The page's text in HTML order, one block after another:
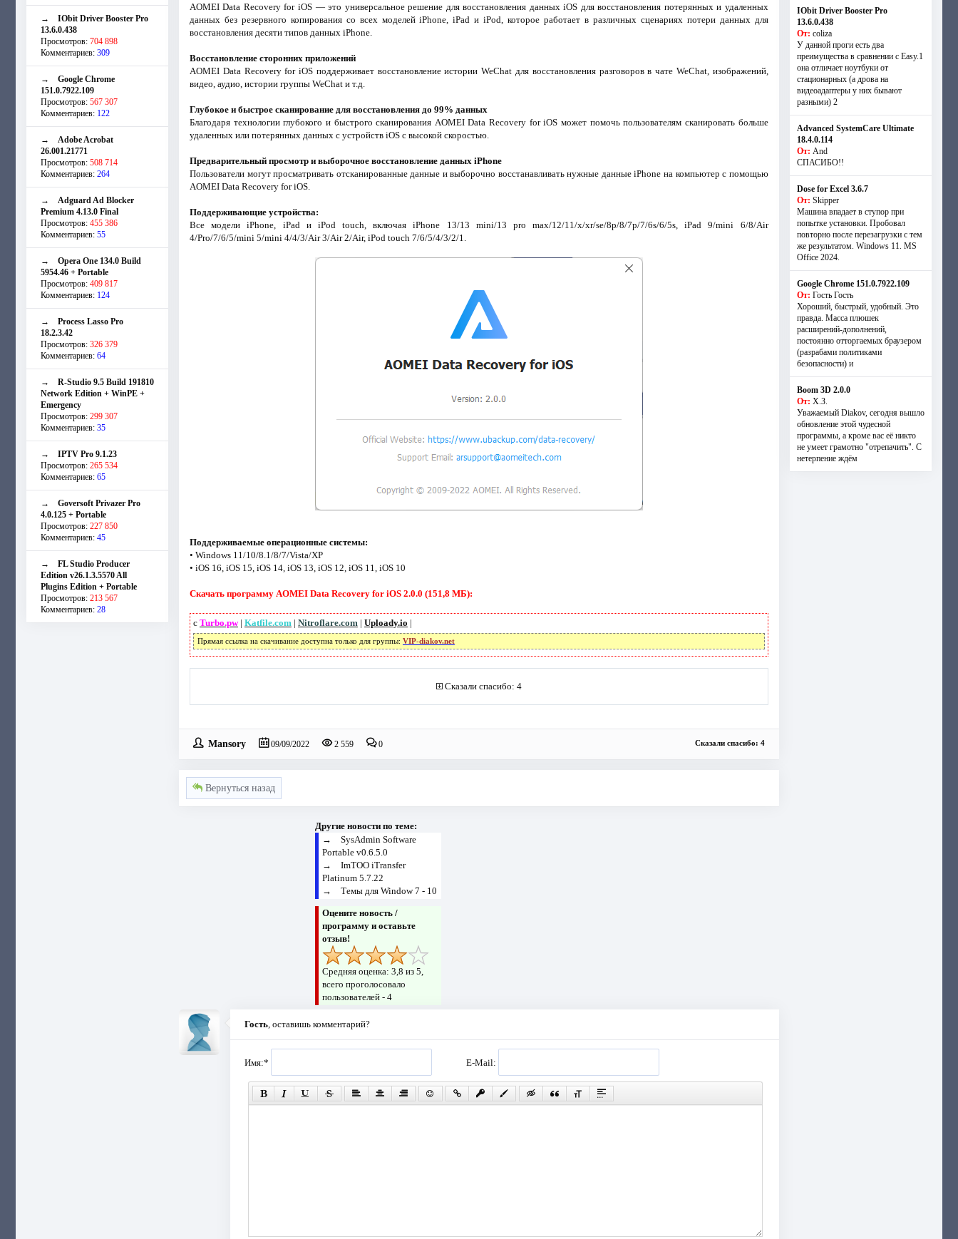
→ IObit Driver Booster Pro
13.6.0.438
Просмотров: 704 898
Комментариев: 309
→ Google Chrome
151.0.7922.109
Просмотров: 567 307
Комментариев: 122
→ Adobe Acrobat
26.001.21771
Просмотров: 508 714
Комментариев: 264
→ Adguard Ad Blocker
Premium 4.13.0 Final
Просмотров: 455 386
Комментариев: 55
→ Opera One 134.0 Build
5954.46 + Portable
Просмотров: 409 817
Комментариев: 124
→ Process Lasso Pro
18.2.3.42
Просмотров: 326 379
Комментариев: 64
→ R-Studio 9.5 Build 191810
Network Edition + WinPE +
Emergency
Просмотров: 299 307
Комментариев: 35
→ IPTV Pro 9.1.23
Просмотров: 265 534
Комментариев: 65
→ Goversoft Privazer Pro
4.0.125 + Portable
Просмотров: 227 850
Комментариев: 45
→ FL Studio Producer
Edition v26.1.3.5570 All
Plugins Edition + Portable
Просмотров: 213 567
Комментариев: 28
AOMEI Data Recovery for iOS — это универсальное решение для восстановления данных iOS для восстановления потерянных и удаленных
данных без резервного копирования со всех моделей iPhone, iPad и iPod, которое работает в различных сценариях потери данных для
восстановления десяти типов данных iPhone.
Восстановление сторонних приложений
AOMEI Data Recovery for iOS поддерживает восстановление истории WeChat для восстановления разговоров в чате WeChat, изображений,
видео, аудио, истории группы WeChat и т.д.
Глубокое и быстрое сканирование для восстановления до 99% данных
Благодаря технологии глубокого и быстрого сканирования AOMEI Data Recovery for iOS может помочь пользователям сканировать больше
удаленных или потерянных данных с устройств iOS с высокой скоростью.
Предварительный просмотр и выборочное восстановление данных iPhone
Пользователи могут просматривать отсканированные данные и выборочно восстанавливать нужные данные iPhone на компьютер с помощью
AOMEI Data Recovery for iOS.
Поддерживающие устройства:
Все модели iPhone, iPad и iPod touch, включая iPhone 13/13 mini/13 pro max/12/11/x/xr/se/8p/8/7p/7/6s/6/5s, iPad 9/mini 6/8/Air
4/Pro/7/6/5/mini 5/mini 4/4/3/Air 3/Air 2/Air, iPod touch 7/6/5/4/3/2/1.
Поддерживаемые операционные системы:
• Windows 11/10/8.1/8/7/Vista/XP
• iOS 16, iOS 15, iOS 14, iOS 13, iOS 12, iOS 11, iOS 10
Скачать программу AOMEI Data Recovery for iOS 2.0.0 (151,8 МБ):
с Turbo.pw| Katfile.com | Nitroflare.com | Uploady.io |
Прямая ссылка на скачивание доступна только для группы: VIP-diakov.net
Сказали спасибо: 4
Mansory 09/09/2022 2 559 0 Сказали спасибо: 4
Вернуться назад
Другие новости по теме:
→ SysAdmin Software
Portable v0.6.5.0
→ ImTOO iTransfer
Platinum 5.7.22
→ Темы для Window 7 - 10
Оцените новость /
программу и оставьте
отзыв!
Средняя оценка: 3,8 из 5,
всего проголосовало
пользователей - 4
Гость, оставишь комментарий?
Имя:* E-Mail:
IObit Driver Booster Pro
13.6.0.438
От: coliza
У данной проги есть два
преимущества в сравнении с Easy.1
она отличает ноутбуки от
стационарных (а дрова на
видеоадаптеры у них бывают
разными) 2
Advanced SystemCare Ultimate
18.4.0.114
От: And
СПАСИБО!!
Dose for Excel 3.6.7
От: Skipper
Машина впадает в ступор при
попытке установки. Пробовал
повторно после перезагрузки с тем
же результатом. Windows 11. MS
Offiсe 2024.
Google Chrome 151.0.7922.109
От: Гость Гость
Хороший, быстрый, удобный. Это
правда. Масса плюшек
расширений-дополнений,
постоянно отторгаемых браузером
(разрабами политиками
безопасности) и
Boom 3D 2.0.0
От: Х.З.
Уважаемый Diakov, сегодня вышло
обновление этой чудесной
программы, а кроме вас её никто
не умеет грамотно "отрепачить". С
нетерпение ждём